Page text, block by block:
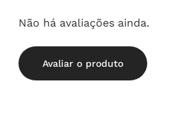
Não há avaliações ainda.
Avaliar o produto